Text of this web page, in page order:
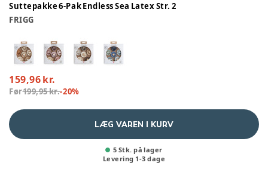
Suttepakke 6-Pak Endless Sea Latex Str. 2
FRIGG
159,96 kr.
Før199,95 kr.-20%
LÆG VAREN I KURV
5 Stk. på lager
Levering 1-3 dage